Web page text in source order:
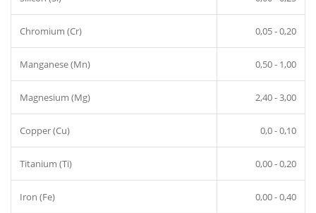
Chromium (Cr) 0,05 - 0,20
Manganese (Mn) 0,50 - 1,00
Magnesium (Mg) 2,40 - 3,00
Copper (Cu) 0,0 - 0,10
Titanium (Ti) 0,00 - 0,20
Iron (Fe) 0,00 - 0,40